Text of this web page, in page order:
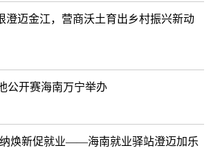
澄迈金江，营商沃土育出乡村振兴新动
公开赛海南万宁举办
焕新促就业——海南就业驿站澄迈加乐